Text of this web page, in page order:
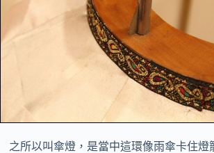
之所以叫傘燈，是當中這環像雨傘卡住燈